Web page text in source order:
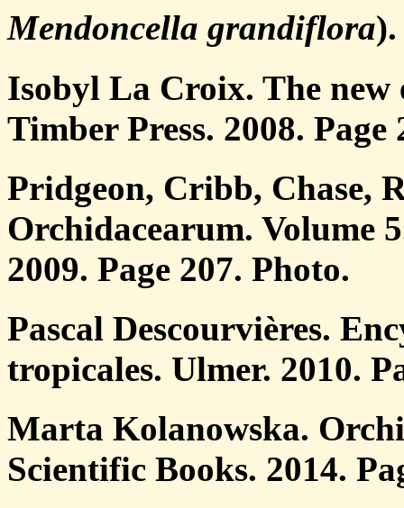
Mendoncella grandiflora
Isobyl La Croix. The new
Timber Press. 2008. Page
Pridgeon, Cribb, Chase,
Orchidacearum. Volume
2009. Page 207. Photo.
Pascal Descourvières.
tropicales. Ulmer. 2010.
Marta Kolanowska.
Scientific Books. 2014.